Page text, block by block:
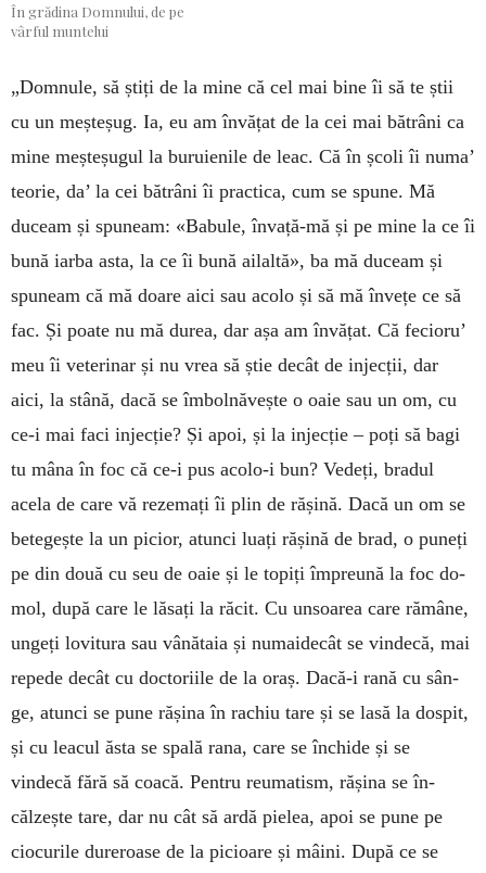
În grădina Domnului, de pe
vârful muntelui
„Domnule, să știți de la mine că cel mai bine îi să te știi
cu un meșteșug. Ia, eu am învățat de la cei mai bătrâni ca
mine meșteșugul la buruienile de leac. Că în școli îi numa’
teorie, da’ la cei bătrâni îi prac­tica, cum se spune. Mă
duceam și spuneam: «Ba­bule, învață-mă și pe mine la ce îi
bună iarba asta, la ce îi bună ailaltă», ba mă du­ceam și
spuneam că mă doare aici sau acolo și să mă învețe ce să
fac. Și poate nu mă durea, dar așa am învățat. Că fecioru’
meu îi vete­ri­nar și nu vrea să știe decât de in­jec­ții, dar
aici, la stână, dacă se îm­bol­năvește o oaie sau un om, cu
ce-i mai faci injecție? Și apoi, și la injec­ție – poți să bagi
tu mâna în foc că ce-i pus acolo-i bun? Vedeți, bradul
acela de care vă re­ze­mați îi plin de rășină. Dacă un om se
be­tegește la un picior, atunci luați rășină de brad, o puneți
pe din două cu seu de oaie și le topiți împreună la foc do­
mol, după care le lăsați la răcit. Cu unsoarea care ră­mâ­ne,
ungeți lovi­tura sau vânătaia și numaidecât se vindecă, mai
repe­de decât cu doc­to­riile de la oraș. Da­că-i rană cu sân­
ge, atunci se pu­ne rășina în rachiu tare și se lasă la dos­pit,
și cu leacul ăsta se spală ra­na, care se închide și se
vindecă fără să coacă. Pentru reu­ma­tism, rășina se în­
călzește tare, dar nu cât să ardă pielea, apoi se pune pe
ciocurile dureroase de la pi­cioa­re și mâini. După ce se